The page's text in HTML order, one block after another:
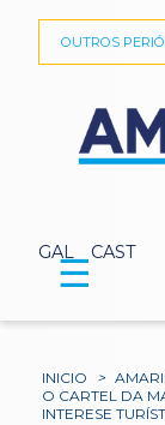
GAL CAST
OUTROS
☰
INICIO >
O CARTEL DA
INTERESE